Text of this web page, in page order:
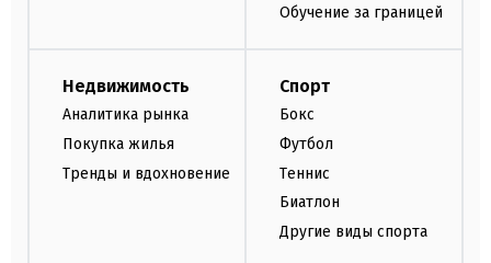
Обучение за границей
Недвижимость
Аналитика рынка
Покупка жилья
Тренды и вдохновение
Спорт
Бокс
Футбол
Теннис
Биатлон
Другие виды спорта